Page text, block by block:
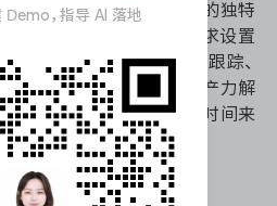
团队成员的偏好。ClickUp的独特
用户可以根据自己的需求设置
外，ClickUp还提供了时间跟踪、
能，使其成为一站式的生产力解
多，新用户可能需要一些时间来
Demo，指导 AI 落地